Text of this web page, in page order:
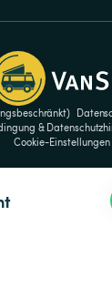
&
Cookie-Einstellungen